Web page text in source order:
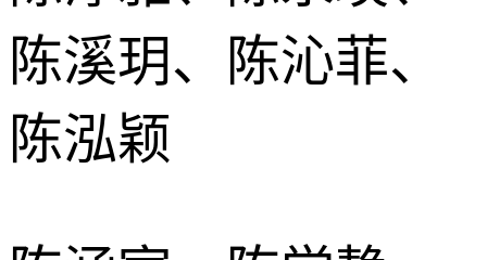
陈溪玥、陈沁菲、
陈泓颖